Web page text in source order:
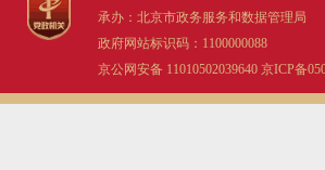
承办：北京市政务服务和数据管理局
政府网站标识码：1100000088
京公网安备 11010502039640 京ICP备